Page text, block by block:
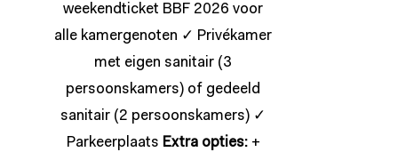
weekendticket BBF 2026 voor
alle kamergenoten ✓ Privékamer
met eigen sanitair (3
persoonskamers) of gedeeld
sanitair (2 persoonskamers) ✓
Parkeerplaats Extra opties:+